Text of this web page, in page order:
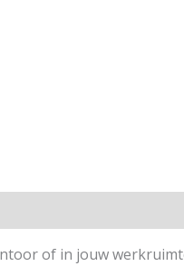
of in jouw